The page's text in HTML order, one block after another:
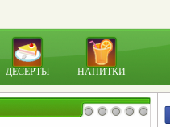
ДЕСЕРТЫ НАПИТКИ